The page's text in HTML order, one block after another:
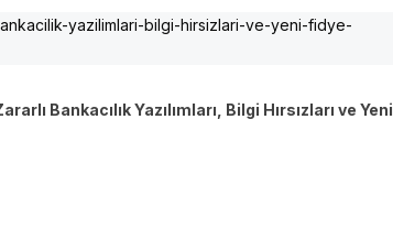
Bankacılık Yazılımları, Bilgi Hırsızları ve Yeni